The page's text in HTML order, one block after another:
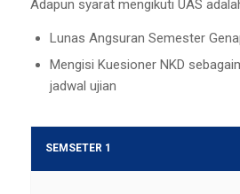
Adapun syarat mengikuti UAS
Lunas Angsuran Semester
Mengisi Kuesioner NKD
jadwal ujian
SEMSETER 1